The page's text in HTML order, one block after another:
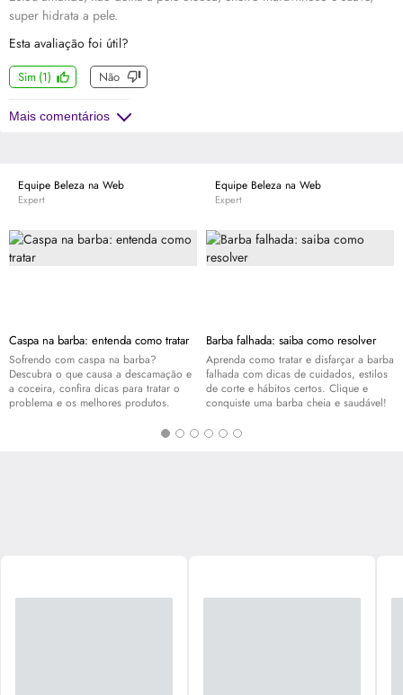
super hidrata a pele.
Esta avaliação foi útil?
Sim (1) Não
Mais comentários
Equipe Beleza na Web
Expert
Caspa na barba: entenda como tratar
Sofrendo com caspa na barba?
Descubra o que causa a descamação e
a coceira, confira dicas para tratar o
problema e os melhores produtos.
Equipe Beleza na Web
Expert
Barba falhada: saiba como resolver
Aprenda como tratar e disfarçar a barba
falhada com dicas de cuidados, estilos
de corte e hábitos certos. Clique e
conquiste uma barba cheia e saudável!